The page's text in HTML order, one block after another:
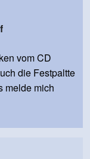
vom CD
die Festpaltte
melde mich